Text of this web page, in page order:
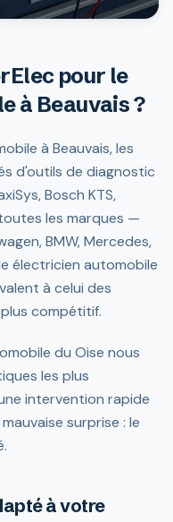
pour le
à Beauvais ?
à Beauvais, les
d'outils de diagnostic
Bosch KTS,
les marques —
BMW, Mercedes,
électricien automobile
à celui des
compétitif.
du Oise nous
les plus
intervention rapide
surprise : le
à votre